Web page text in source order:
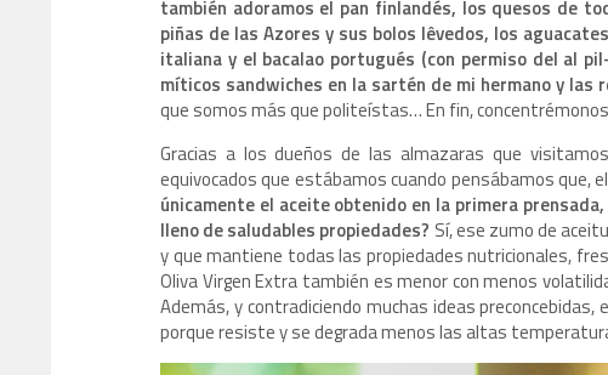
también adoramos el pan finlandés, los quesos de
piñas de las Azores y sus bolos lêvedos, los
italiana y el bacalao portugués (con permiso del al
míticos sandwiches en la sartén de mi hermanoy las
que somos más que politeístas… En fin, concentrémonos
Gracias a los dueños de las almazaras que
equivocados que estábamos cuando pensábamos que,
únicamente el aceite obtenido en la primera
lleno de saludables propiedades? Sí, ese zumo de
y que mantiene todas las propiedadesnutricionales,
Oliva Virgen Extra también es menor con menos
Además, y contradiciendo muchas ideas
porque resiste y se degrada menos las altas